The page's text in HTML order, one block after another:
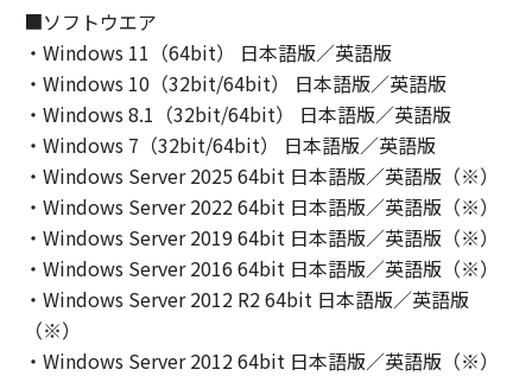
はできません。
(2) お客様は、「本ソフトウェア」の全部また
は一部を修正、改変、逆コンパイル、逆アセン
ブル、その他リバースエンジニアリング等する
ことはできません。また第三者にこのような行
為をさせてはなりません。
３．著作権表示
お客様は、「本ソフトウェア」に含まれるキヤ
ノンまたはキヤノンのライセンサーの著作権表
示を変更し、除去しもしくは削除してはなりま
せん。
■ソフトウエア
・Windows 11（64bit） 日本語版／英語版
・Windows 10（32bit/64bit） 日本語版／英語版
・Windows 8.1（32bit/64bit） 日本語版／英語版
・Windows 7（32bit/64bit） 日本語版／英語版
・Windows Server 2025 64bit 日本語版／英語版（※）
・Windows Server 2022 64bit 日本語版／英語版（※）
・Windows Server 2019 64bit 日本語版／英語版（※）
・Windows Server 2016 64bit 日本語版／英語版（※）
・Windows Server 2012 R2 64bit 日本語版／英語版
（※）
・Windows Server 2012 64bit 日本語版／英語版（※）